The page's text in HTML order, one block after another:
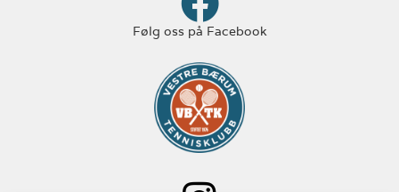
Følg oss på Facebook